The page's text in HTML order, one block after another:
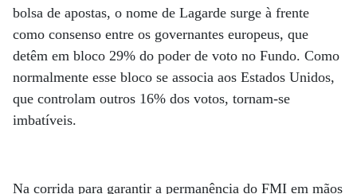
bolsa de apostas, o nome de Lagarde surge à frente
como consenso entre os governantes europeus, que
detêm em bloco 29% do poder de voto no Fundo. Como
normalmente esse bloco se associa aos Estados Unidos,
que controlam outros 16% dos votos, tornam-se
imbatíveis.
Na corrida para garantir a permanência do FMI em mãos